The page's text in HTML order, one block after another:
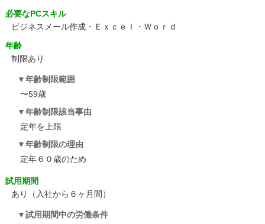
必要なPCスキル
ビジネスメール作成・Ｅｘｃｅｌ・Ｗｏｒｄ
年齢
制限あり
年齢制限範囲
〜59歳
年齢制限該当事由
定年を上限
年齢制限の理由
定年６０歳のため
試用期間
あり（入社から６ヶ月間）
試用期間中の労働条件